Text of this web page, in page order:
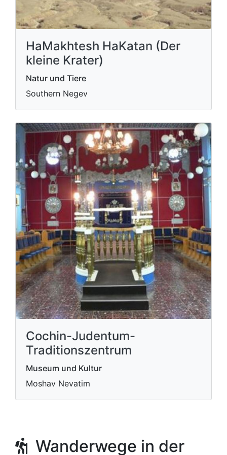
HaMakhtesh HaKatan (Der
kleine Krater)
Natur und Tiere
Southern Negev
Cochin-Judentum-
Traditionszentrum
Museum und Kultur
Moshav Nevatim
Wanderwege in der